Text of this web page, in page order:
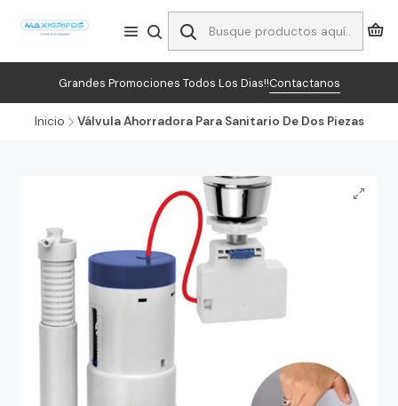
Grandes Promociones Todos Los Dias!!Contactanos
Inicio Válvula Ahorradora Para Sanitario De Dos Piezas